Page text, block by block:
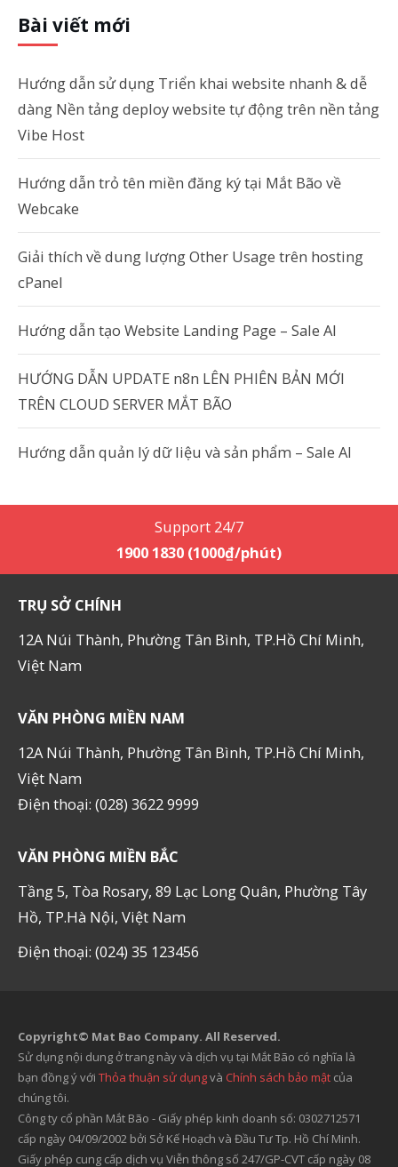
Bài viết mới
Hướng dẫn sử dụng Triển khai website nhanh & dễ
dàng Nền tảng deploy website tự động trên nền tảng
Vibe Host
Hướng dẫn trỏ tên miền đăng ký tại Mắt Bão về
Webcake
Giải thích về dung lượng Other Usage trên hosting
cPanel
Hướng dẫn tạo Website Landing Page – Sale AI
HƯỚNG DẪN UPDATE n8n LÊN PHIÊN BẢN MỚI
TRÊN CLOUD SERVER MẮT BÃO
Hướng dẫn quản lý dữ liệu và sản phẩm – Sale AI
Support 24/7
1900 1830 (1000₫/phút)
TRỤ SỞ CHÍNH
12A Núi Thành, Phường Tân Bình, TP.Hồ Chí Minh,
Việt Nam
VĂN PHÒNG MIỀN NAM
12A Núi Thành, Phường Tân Bình, TP.Hồ Chí Minh,
Việt Nam
Điện thoại: (028) 3622 9999
VĂN PHÒNG MIỀN BẮC
Tầng 5, Tòa Rosary, 89 Lạc Long Quân, Phường Tây
Hồ, TP.Hà Nội, Việt Nam
Điện thoại: (024) 35 123456
Copyright© Mat Bao Company. All Reserved.
Sử dụng nội dung ở trang này và dịch vụ tại Mắt Bão có nghĩa là
bạn đồng ý với Thỏa thuận sử dụngvà Chính sách bảo mật của
chúng tôi.
Công ty cổ phần Mắt Bão - Giấy phép kinh doanh số: 0302712571
cấp ngày 04/09/2002 bởi Sở Kế Hoạch và Đầu Tư Tp. Hồ Chí Minh.
Giấy phép cung cấp dịch vụ Viễn thông số 247/GP-CVT cấp ngày 08